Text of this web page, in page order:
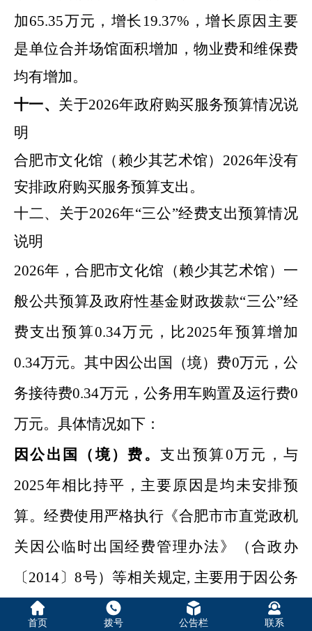
加65.35万元，增长 19.37% ，增长原因主要
是单位合并场馆面积增加，物业费和维保费
均有增加。
十一、 关于2026年政府购买服务预算情况说
明
合肥市文化馆（赖少其艺术馆） 2026年没有
安排政府购买服务预算支出。
十二、关于2026年“三公”经费支出预算情况
说明
2026年 ，合肥市文化馆（赖少其艺术馆） 一
般公共预算及政府性基金财政拨款“三公”经
费支出预算0.34万元，比2025年预算增加
0.34万元。其中因公出国（境）费0万元，公
务接待费0.34万元，公务用车购置及运行费0
万元。具体情况如下：
因公出国（境）费。支出预算0万元，与
2025年相比持平 ， 主要原因是均未安排预
算。经费使用严格执行《合肥市市直党政机
关因公临时出国经费管理办法》（合政办
〔2014〕8号）等相关规定, 主要用于因公务
出国出境的相关费用
首页 拨号 公告栏 联系